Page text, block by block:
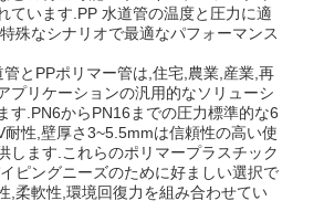
ています.PP 水道管の温度と圧力に適
殊なシナリオで最適なパフォーマンス
とPPポリマー管は,住宅,農業,産業,再
プリケーションの汎用的なソリューシ
す.PN6からPN16までの圧力標準的な6
耐性,壁厚さ3~5.5mmは信頼性の高い使
します.これらのポリマープラスチック
ピングニーズのために好ましい選択で
,柔軟性,環境回復力を組み合わせてい